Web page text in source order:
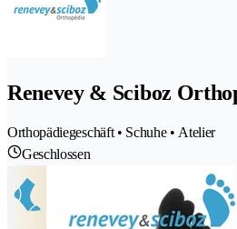
Renevey & Sciboz
Orthopädiegeschäft • Schuhe • Atelier
Geschlossen